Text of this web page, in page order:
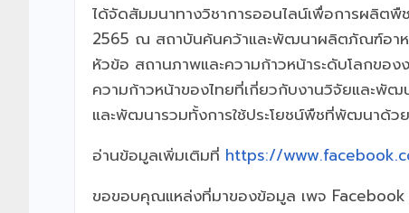
ได้จัดสัมมนาทางวิชาการออนไลน์เพื่อการผลิตพื
2565 ณ สถาบันค้นคว้าและพัฒนาผลิตภัณฑ์อาหา
หัวข้อ สถานภาพและความก้าวหน้าระดับโลกขอ
ความก้าวหน้าของไทยที่เกี่ยวกับงานวิจัยและพัฒ
และพัฒนารวมทั้งการใช้ประโยชน์พืชที่พัฒนาด้ว
อ่านข้อมูลเพิ่มเติมที่ https://
ขอขอบคุณแหล่งที่มาของข้อมูล เพจ